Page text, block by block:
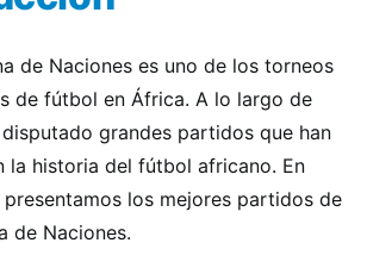
de Naciones es uno de los torneos
de fútbol en África. A lo largo de
grandes partidos que han
la historia del fútbol africano. En
los mejores partidos de
de Naciones.